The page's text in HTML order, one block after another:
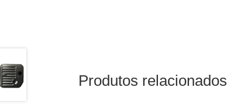
Produtos relacionados